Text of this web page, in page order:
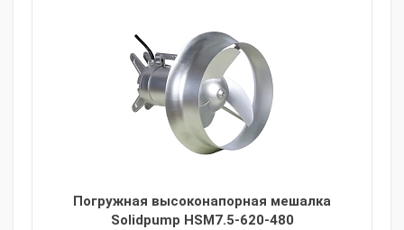
Погружная высоконапорная мешалка
Solidpump HSM7.5-620-480